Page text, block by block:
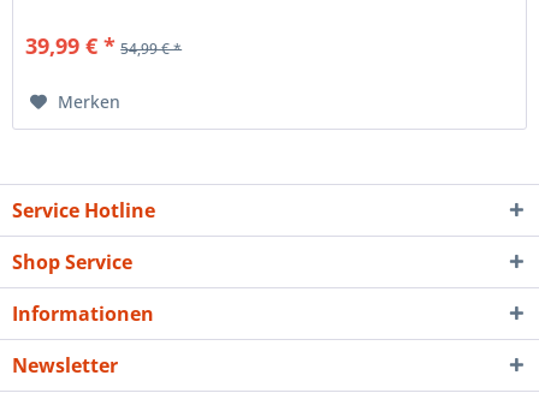
39,99 € * 54,99 € *
Merken
Service Hotline
Shop Service
Informationen
Newsletter